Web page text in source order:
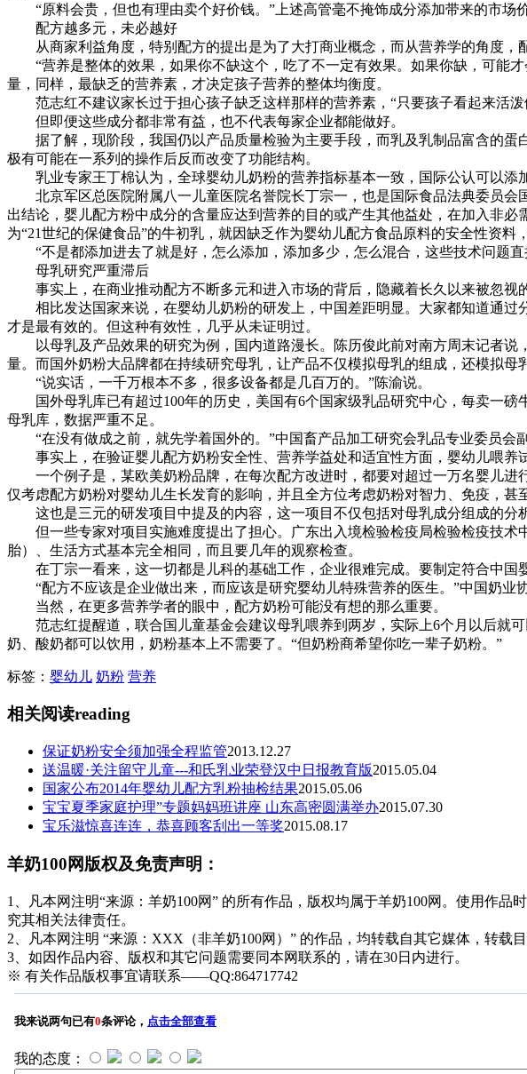
“原料会贵，但也有理由卖个好价钱。”上述高管毫不掩饰成分添加带来的市场价
配方越多元，未必越好
从商家利益角度，特别配方的提出是为了大打商业概念，而从营养学的角度，
“营养是整体的效果，如果你不缺这个，吃了不一定有效果。如果你缺，可能
量，同样，最缺乏的营养素，才决定孩子营养的整体均衡度。
范志红不建议家长过于担心孩子缺乏这样那样的营养素，“只要孩子看起来活
但即便这些成分都非常有益，也不代表每家企业都能做好。
据了解，现阶段，我国仍以产品质量检验为主要手段，而乳及乳制品富含的蛋
极有可能在一系列的操作后反而改变了功能结构。
乳业专家王丁棉认为，全球婴幼儿奶粉的营养指标基本一致，国际公认可以添
北京军区总医院附属八一儿童医院名誉院长丁宗一，也是国际食品法典委员会
出结论，婴儿配方粉中成分的含量应达到营养的目的或产生其他益处，在加入非
为“21世纪的保健食品”的牛初乳，就因缺乏作为婴幼儿配方食品原料的安全性资料
“不是都添加进去了就是好，怎么添加，添加多少，怎么混合，这些技术问题直
母乳研究严重滞后
事实上，在商业推动配方不断多元和进入市场的背后，隐藏着长久以来被忽视
相比发达国家来说，在婴幼儿奶粉的研发上，中国差距明显。大家都知道通过
才是最有效的。但这种有效性，几乎从未证明过。
以母乳及产品效果的研究为例，国内道路漫长。陈历俊此前对南方周末记者说
量。而国外奶粉大品牌都在持续研究母乳，让产品不仅模拟母乳的组成，还模拟母
“说实话，一千万根本不多，很多设备都是几百万的。”陈渝说。
国外母乳库已有超过100年的历史，美国有6个国家级乳品研究中心，每卖一磅
母乳库，数据严重不足。
“在没有做成之前，就先学着国外的。”中国畜产品加工研究会乳品专业委员会副
事实上，在验证婴儿配方奶粉安全性、营养学益处和适宜性方面，婴幼儿喂养
一个例子是，某欧美奶粉品牌，在每次配方改进时，都要对超过一万名婴儿进
仅考虑配方奶粉对婴幼儿生长发育的影响，并且全方位考虑奶粉对智力、免疫，甚
这也是三元的研发项目中提及的内容，这一项目不仅包括对母乳成分组成的分
但一些专家对项目实施难度提出了担心。广东出入境检验检疫局检验检疫技术
胎）、生活方式基本完全相同，而且要几年的观察检查。
在丁宗一看来，这一切都是儿科的基础工作，企业很难完成。要制定符合中国
“配方不应该是企业做出来，而应该是研究婴幼儿特殊营养的医生。”中国奶业
当然，在更多营养学者的眼中，配方奶粉可能没有想的那么重要。
范志红提醒道，联合国儿童基金会建议母乳喂养到两岁，实际上6个月以后就
奶、酸奶都可以饮用，奶粉基本上不需要了。“但奶粉商希望你吃一辈子奶粉。”
标签： 婴幼儿 奶粉 营养
相关阅读reading
保证奶粉安全须加强全程监管2013.12.27
送温暖·关注留守儿童---和氏乳业荣登汉中日报教育版2015.05.04
国家公布2014年婴幼儿配方乳粉抽检结果2015.05.06
宝宝夏季家庭护理”专题妈妈班讲座 山东高密圆满举办2015.07.30
宝乐滋惊喜连连，恭喜顾客刮出一等奖2015.08.17
羊奶100网版权及免责声明：
1、凡本网注明“来源：羊奶100网” 的所有作品，版权均属于羊奶100网。使用作品
究其相关法律责任。
2、凡本网注明 “来源：XXX（非羊奶100网）” 的作品，均转载自其它媒体，转载
3、如因作品内容、版权和其它问题需要同本网联系的，请在30日内进行。
※ 有关作品版权事宜请联系——QQ:864717742